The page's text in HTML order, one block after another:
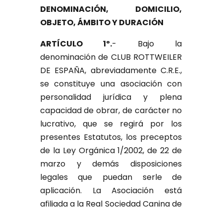
DENOMINACIÓN, DOMICILIO,
OBJETO, ÁMBITO Y DURACIÓN
ARTÍCULO 1º.- Bajo la
denominación de CLUB ROTTWEILER
DE ESPAÑA, abreviadamente C.R.E.,
se constituye una asociación con
personalidad jurídica y plena
capacidad de obrar, de carácter no
lucrativo, que se regirá por los
presentes Estatutos, los preceptos
de la Ley Orgánica 1/2002, de 22 de
marzo y demás disposiciones
legales que puedan serle de
aplicación. La Asociación está
afiliada a la Real Sociedad Canina de